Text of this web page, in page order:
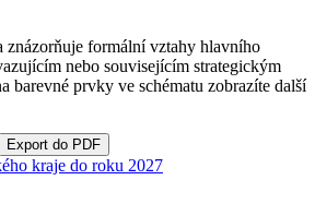
znázorňuje formální vztahy hlavního
nebo souvisejícím strategickým
barevné prvky ve schématu zobrazíte další
Export do PDF
kraje do roku 2027